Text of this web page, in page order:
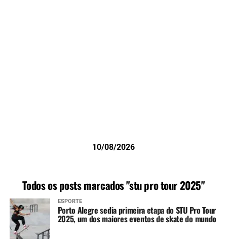
10/08/2026
Todos os posts marcados "stu pro tour 2025"
ESPORTE
Porto Alegre sedia primeira etapa do STU Pro Tour
2025, um dos maiores eventos de skate do mundo